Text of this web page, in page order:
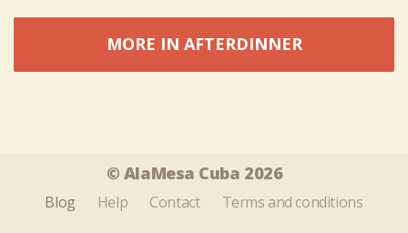
MORE IN AFTERDINNER
© AlaMesa Cuba 2026
Blog Help Contact Terms and conditions